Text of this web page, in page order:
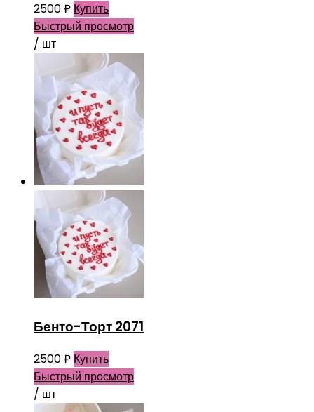
2500₽ Купить
Быстрый просмотр
/ шт
Бенто-Торт 2071
2500₽ Купить
Быстрый просмотр
/ шт